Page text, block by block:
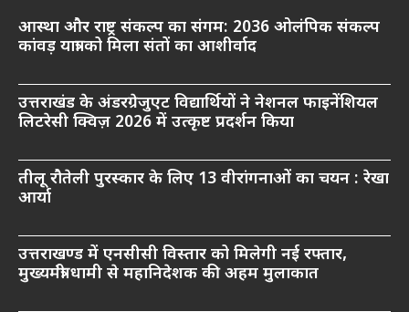
आस्था और राष्ट्र संकल्प का संगम: 2036 ओलंपिक संकल्प
कांवड़ यात्रा को मिला संतों का आशीर्वाद
उत्तराखंड के अंडरग्रेजुएट विद्यार्थियों ने नेशनल फाइनेंशियल
लिटरेसी क्विज़ 2026 में उत्कृष्ट प्रदर्शन किया
तीलू रौतेली पुरस्कार के लिए 13 वीरांगनाओं का चयन : रेखा
आर्या
उत्तराखण्ड में एनसीसी विस्तार को मिलेगी नई रफ्तार,
मुख्यमंत्री धामी से महानिदेशक की अहम मुलाकात